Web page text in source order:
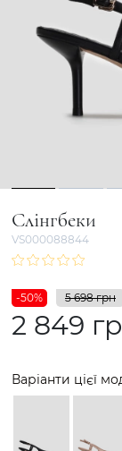
1 2
Слінгбеки
VS000088844
-50% 5 698 грн
2 849
Варіанти цієї